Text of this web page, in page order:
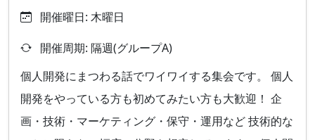
開催曜日: 木曜日
開催周期: 隔週(グループA)
個人開発にまつわる話でワイワイする集会です。 個人
開発をやっている方も初めてみたい方も大歓迎！ 企
画・技術・マーケティング・保守・運用など 技術的な